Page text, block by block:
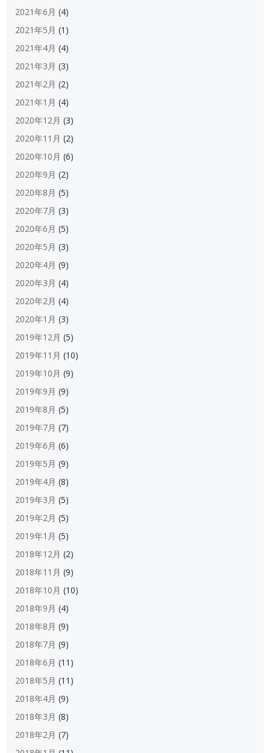
2021年6月 (4)
2021年5月 (1)
2021年4月 (4)
2021年3月 (3)
2021年2月 (2)
2021年1月 (4)
2020年12月 (3)
2020年11月 (2)
2020年10月 (6)
2020年9月 (2)
2020年8月 (5)
2020年7月 (3)
2020年6月 (5)
2020年5月 (3)
2020年4月 (9)
2020年3月 (4)
2020年2月 (4)
2020年1月 (3)
2019年12月 (5)
2019年11月 (10)
2019年10月 (9)
2019年9月 (9)
2019年8月 (5)
2019年7月 (7)
2019年6月 (6)
2019年5月 (9)
2019年4月 (8)
2019年3月 (5)
2019年2月 (5)
2019年1月 (5)
2018年12月 (2)
2018年11月 (9)
2018年10月 (10)
2018年9月 (4)
2018年8月 (9)
2018年7月 (9)
2018年6月 (11)
2018年5月 (11)
2018年4月 (9)
2018年3月 (8)
2018年2月 (7)